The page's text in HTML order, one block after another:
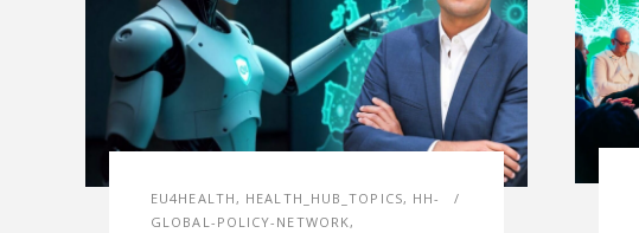
EU4HEALTH, HEALTH_HUB_TOPICS, HH-
GLOBAL-POLICY-NETWORK,